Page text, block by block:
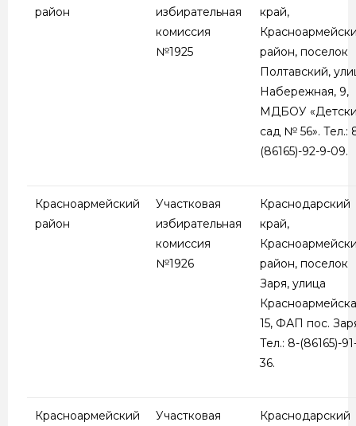
район
избирательная
комиссия
№1925
край,
район, поселок
Полтавский,
Набережная, 9,
МДБОУ
сад № 56». Тел.:
(86165)-92-9-09.
Красноармейский
район
Участковая
избирательная
комиссия
№1926
Краснодарский
край,
район, поселок
Заря, улица
15, ФАП пос.
Тел.: 8-(86165)-
36.
Красноармейский
Участковая
Краснодарский